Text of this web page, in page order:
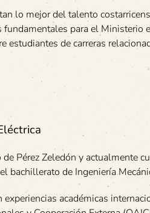
lo mejor del talento
para el
estudiantes de carreras
Pérez Zeledón y actualmente
bachillerato de Ingeniería
académicas